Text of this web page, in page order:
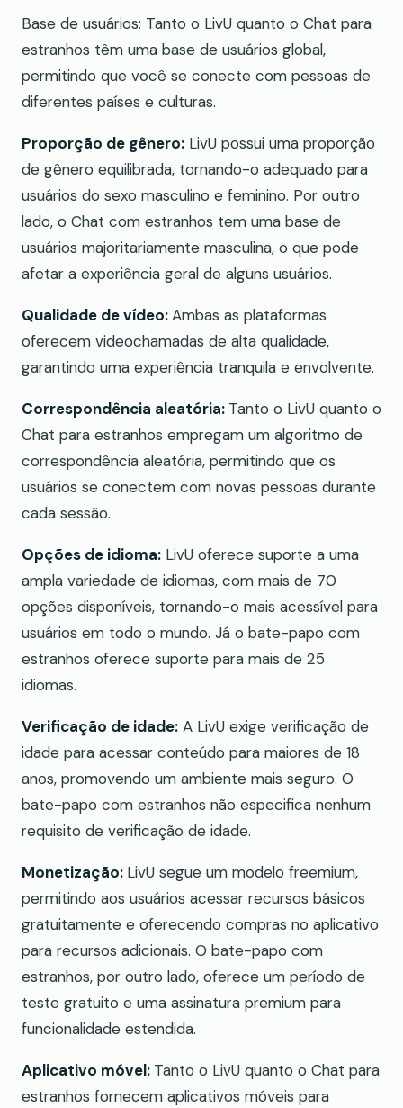
Base de usuários: Tanto o LivU quanto o Chat para
estranhos têm uma base de usuários global,
permitindo que você se conecte com pessoas de
diferentes países e culturas.
Proporção de gênero: LivU possui uma proporção
de gênero equilibrada, tornando-o adequado para
usuários do sexo masculino e feminino. Por outro
lado, o Chat com estranhos tem uma base de
usuários majoritariamente masculina, o que pode
afetar a experiência geral de alguns usuários.
Qualidade de vídeo:Ambas as plataformas
oferecem videochamadas de alta qualidade,
garantindo uma experiência tranquila e envolvente.
Correspondência aleatória: Tanto o LivU quanto o
Chat para estranhos empregam um algoritmo de
correspondência aleatória, permitindo que os
usuários se conectem com novas pessoas durante
cada sessão.
Opções de idioma: LivU oferece suporte a uma
ampla variedade de idiomas, com mais de 70
opções disponíveis, tornando-o mais acessível para
usuários em todo o mundo. Já o bate-papo com
estranhos oferece suporte para mais de 25
idiomas.
Verificação de idade: A LivU exige verificação de
idade para acessar conteúdo para maiores de 18
anos, promovendo um ambiente mais seguro. O
bate-papo com estranhos não especifica nenhum
requisito de verificação de idade.
Monetização: LivU segue um modelo freemium,
permitindo aos usuários acessar recursos básicos
gratuitamente e oferecendo compras no aplicativo
para recursos adicionais. O bate-papo com
estranhos, por outro lado, oferece um período de
teste gratuito e uma assinatura premium para
funcionalidade estendida.
Aplicativo móvel: Tanto o LivU quanto o Chat para
estranhos fornecem aplicativos móveis para